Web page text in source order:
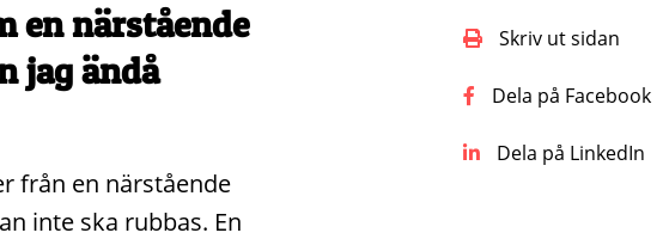
en närstående
jag ändå
från en närstående
inte ska rubbas. En
Skriv ut sidan
Dela på Facebook
Dela på LinkedIn